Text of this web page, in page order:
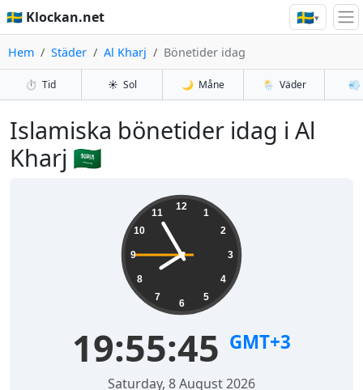
🇸🇪 Klockan.net 🇸🇪▾
Hem Städer Al Kharj Bönetider idag
⏱️ Tid ☀️ Sol 🌙 Måne 🌦️ Väder 💨
Islamiska bönetider idag i Al
Kharj 🇸🇦
12
1
2
3
4
5
6
7
8
9
10
11
19:55:45 GMT+3
Saturday, 8 August 2026